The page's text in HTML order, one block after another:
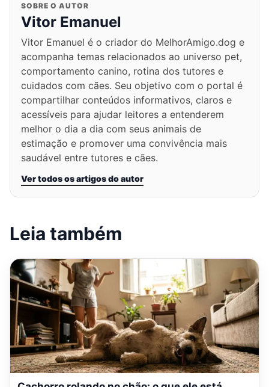
SOBRE O AUTOR
Vitor Emanuel
Vitor Emanuel é o criador do MelhorAmigo.dog e
acompanha temas relacionados ao universo pet,
comportamento canino, rotina dos tutores e
cuidados com cães. Seu objetivo com o portal é
compartilhar conteúdos informativos, claros e
acessíveis para ajudar leitores a entenderem
melhor o dia a dia com seus animais de
estimação e promover uma convivência mais
saudável entre tutores e cães.
Ver todos os artigos do autor
Leia também